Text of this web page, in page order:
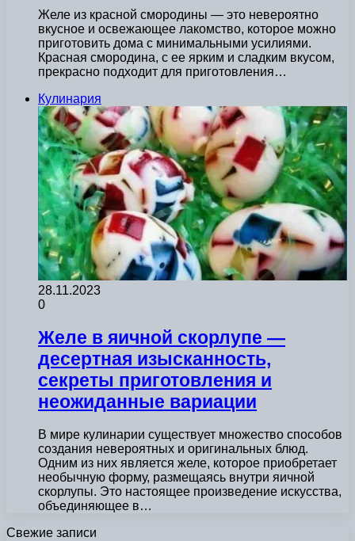
Желе из красной смородины — это невероятно
вкусное и освежающее лакомство, которое можно
приготовить дома с минимальными усилиями.
Красная смородина, с ее ярким и сладким вкусом,
прекрасно подходит для приготовления…
Кулинария
28.11.2023
0
Желе в яичной скорлупе —
десертная изысканность,
секреты приготовления и
неожиданные вариации
В мире кулинарии существует множество способов
создания невероятных и оригинальных блюд.
Одним из них является желе, которое приобретает
необычную форму, размещаясь внутри яичной
скорлупы. Это настоящее произведение искусства,
объединяющее в…
Свежие записи